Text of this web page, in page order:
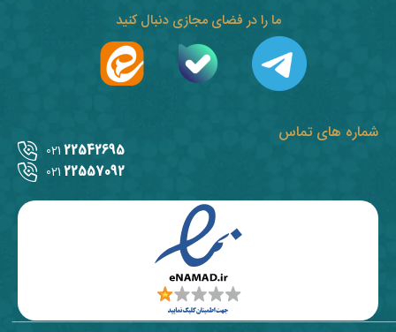
شماره های تماس
22542695
021
22557092
021
ما را در فضای مجازی دنبال کنید